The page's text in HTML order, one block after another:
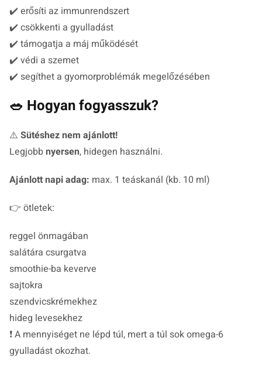
✔️ erősíti az immunrendszert
✔️ csökkenti a gyulladást
✔️ támogatja a máj működését
✔️ védi a szemet
✔️ segíthet a gyomorproblémák megelőzésében
🥗 Hogyan fogyasszuk?
⚠️ Sütéshez nem ajánlott!
Legjobbnyersen, hidegen használni.
Ajánlott napi adag: max. 1 teáskanál (kb. 10 ml)
👉 ötletek:
reggel önmagában
salátára csurgatva
smoothie-ba keverve
sajtokra
szendvicskrémekhez
hideg levesekhez
❗ A mennyiséget ne lépd túl, mert a túl sok omega-6
gyulladást okozhat.